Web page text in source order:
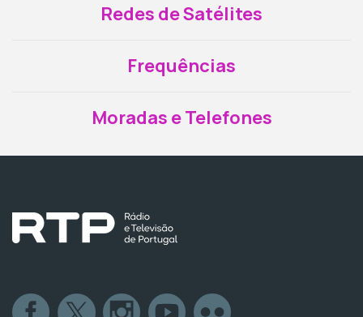
Redes de Satélites
Frequências
Moradas e Telefones